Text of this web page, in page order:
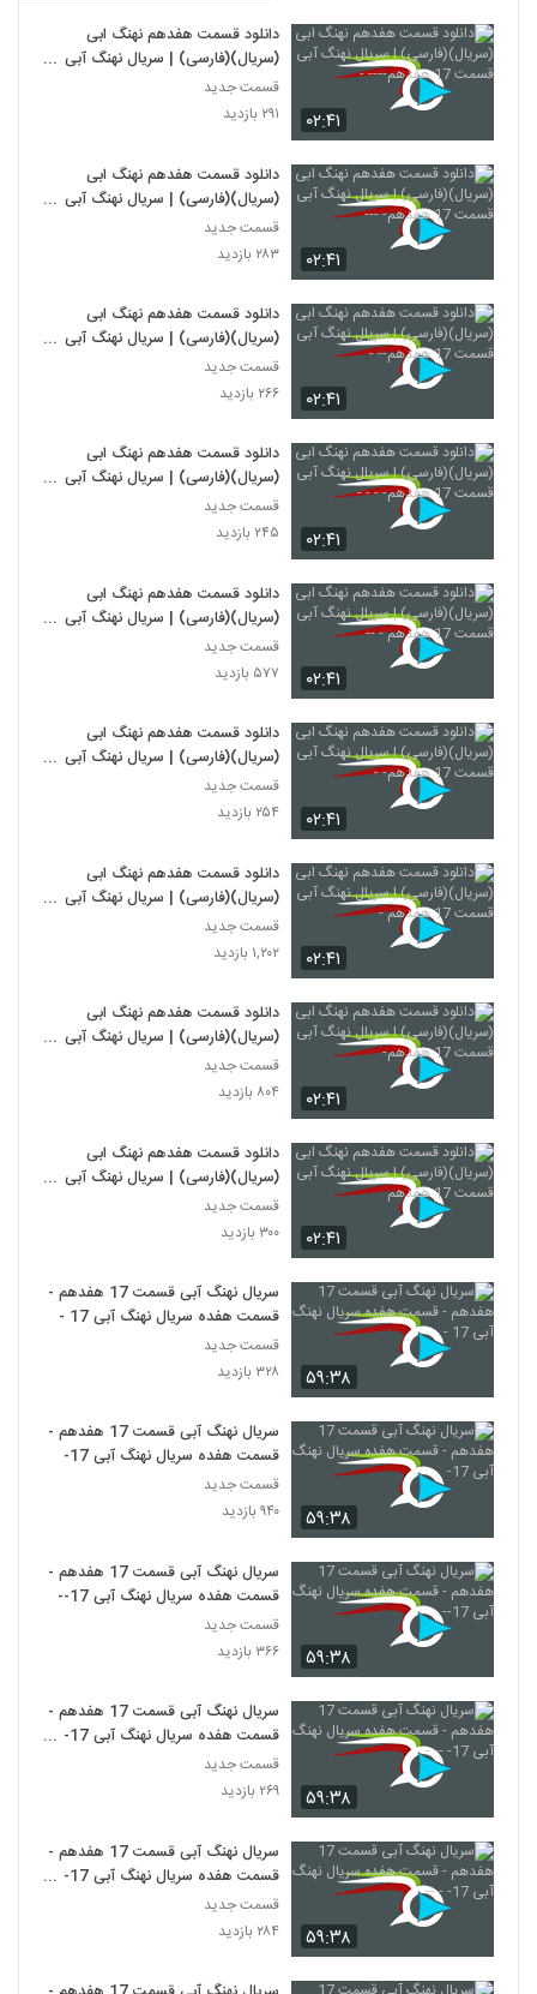
۰۲:۴۱
دانلود قسمت هفدهم نهنگ ابی
(سریال)(فارسی) | سریال نهنگ آبی
قسمت 17 هفدهم---- -
قسمت جدید
۲۹۱ بازدید
۰۲:۴۱
دانلود قسمت هفدهم نهنگ ابی
(سریال)(فارسی) | سریال نهنگ آبی
قسمت 17 هفدهم- ---
قسمت جدید
۲۸۳ بازدید
۰۲:۴۱
دانلود قسمت هفدهم نهنگ ابی
(سریال)(فارسی) | سریال نهنگ آبی
قسمت 17 هفدهم-- -
قسمت جدید
۲۶۶ بازدید
۰۲:۴۱
دانلود قسمت هفدهم نهنگ ابی
(سریال)(فارسی) | سریال نهنگ آبی
قسمت 17 هفدهم- - - -
قسمت جدید
۲۴۵ بازدید
۰۲:۴۱
دانلود قسمت هفدهم نهنگ ابی
(سریال)(فارسی) | سریال نهنگ آبی
قسمت 17 هفدهم - --
قسمت جدید
۵۷۷ بازدید
۰۲:۴۱
دانلود قسمت هفدهم نهنگ ابی
(سریال)(فارسی) | سریال نهنگ آبی
قسمت 17 هفدهم- -
قسمت جدید
۲۵۴ بازدید
۰۲:۴۱
دانلود قسمت هفدهم نهنگ ابی
(سریال)(فارسی) | سریال نهنگ آبی
قسمت 17 هفدهم -
قسمت جدید
۱,۲۰۲ بازدید
۰۲:۴۱
دانلود قسمت هفدهم نهنگ ابی
(سریال)(فارسی) | سریال نهنگ آبی
قسمت 17 هفدهم-
قسمت جدید
۸۰۴ بازدید
۰۲:۴۱
دانلود قسمت هفدهم نهنگ ابی
(سریال)(فارسی) | سریال نهنگ آبی
قسمت 17 هفدهم
قسمت جدید
۳۰۰ بازدید
۵۹:۳۸
سریال نهنگ آبی قسمت 17 هفدهم -
قسمت هفده سریال نهنگ آبی 17 -
قسمت جدید
۳۲۸ بازدید
۵۹:۳۸
سریال نهنگ آبی قسمت 17 هفدهم -
قسمت هفده سریال نهنگ آبی 17-
قسمت جدید
۹۴۰ بازدید
۵۹:۳۸
سریال نهنگ آبی قسمت 17 هفدهم -
قسمت هفده سریال نهنگ آبی 17--
قسمت جدید
۳۶۶ بازدید
۵۹:۳۸
سریال نهنگ آبی قسمت 17 هفدهم -
قسمت هفده سریال نهنگ آبی 17- --
-
قسمت جدید
۲۶۹ بازدید
۵۹:۳۸
سریال نهنگ آبی قسمت 17 هفدهم -
قسمت هفده سریال نهنگ آبی 17- -
--
قسمت جدید
۲۸۴ بازدید